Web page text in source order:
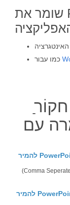
שומר את PowerPoint ל-XLTM
(Comma